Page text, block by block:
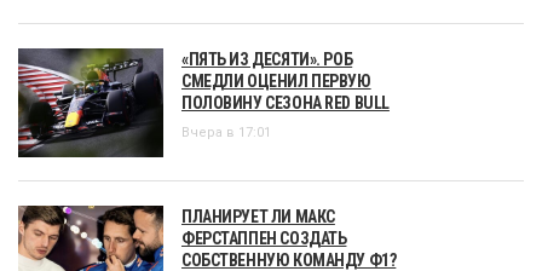
«ПЯТЬ ИЗ ДЕСЯТИ». РОБ
СМЕДЛИ ОЦЕНИЛ ПЕРВУЮ
ПОЛОВИНУ СЕЗОНА RED BULL
Вчера в 17:01
ПЛАНИРУЕТ ЛИ МАКС
ФЕРСТАППЕН СОЗДАТЬ
СОБСТВЕННУЮ КОМАНДУ Ф1?